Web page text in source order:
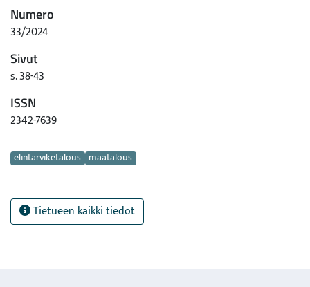
Numero
33/2024
Sivut
s. 38-43
ISSN
2342-7639
Avainsanat
elintarviketalous maatalous
Tietueen kaikki tiedot